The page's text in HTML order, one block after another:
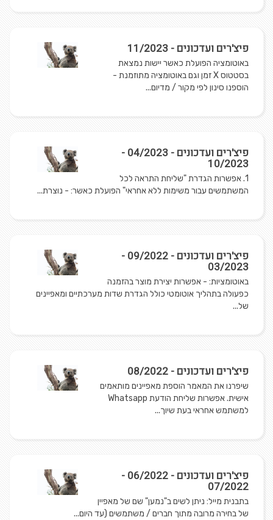
פיצ'רים ועדכונים - 11/2023
באוטומציה הפועלת כאשר יישות נמצאת
בסטטוס X זמן וגם באוטומציה מתוזמנת -
הוספנו סינון לפי מקור / מדיום...
פיצ'רים ועדכונים - 04/2023 -
10/2023
1. אפשרות הגדרת "שליחת התראה לכל
המשתמשים עבור משימות ללא אחראי" הפועלת כאשר: - נוצרת...
פיצ'רים ועדכונים - 09/2022 -
03/2023
באוטומציות: - אפשרות יצירת מוצר בהזמנה
כפעולה בתהליך אוטומטי כולל הגדרת שדות מערכתיים ומאפיינים
של...
פיצ'רים ועדכונים - 08/2022
שיפרנו את המאמר הוספת מאפיינים מותאמים
אישית. אפשרות שליחת הודעת Whatsapp
למשתמש אחראי בעת שיוך...
פיצ'רים ועדכונים - 06/2022 -
07/2022
בתבנית מייל: ניתן לשים ב"נמען" שם של מאפיין
של בחירה מרובה מתוך חברים / משתמשים (עד היום...